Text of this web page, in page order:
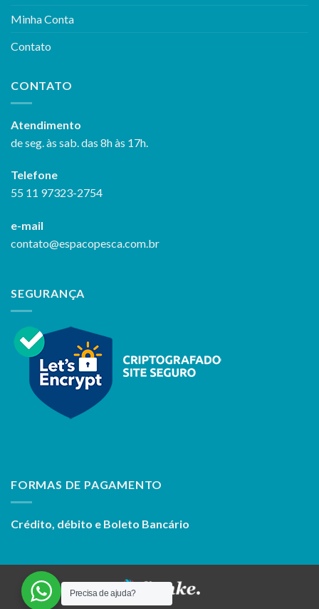
Minha Conta
Contato
CONTATO
Atendimento
de seg. às sab. das 8h às 17h.
Telefone
55 11 97323-2754
e-mail
contato@espacopesca.com.br
SEGURANÇA
FORMAS DE PAGAMENTO
Crédito, débito e Boleto Bancário
Precisa de ajuda?